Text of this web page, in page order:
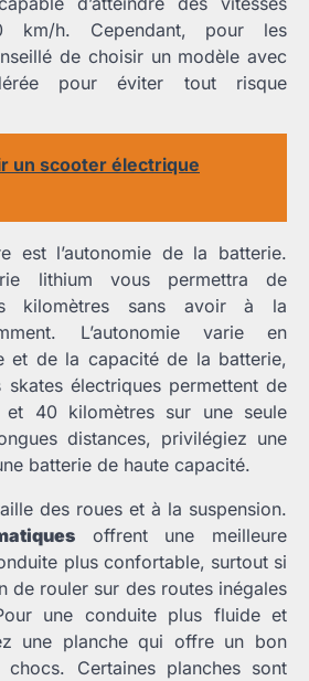
km/h. Cependant, pour les
de choisir un modèle avec
pour éviter tout risque
un scooter électrique
est l’autonomie de la batterie.
lithium vous permettra de
kilomètres sans avoir à la
L’autonomie varie en
et de la capacité de la batterie,
électriques permettent de
et 40 kilomètres sur une seule
distances, privilégiez une
batterie de haute capacité.
des roues et à la suspension.
offrent une meilleure
plus confortable, surtout si
de rouler sur des routes inégales
une conduite plus fluide et
une planche qui offre un bon
chocs. Certaines planches sont